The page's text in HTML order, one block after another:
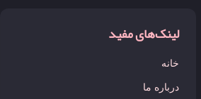
لینک‌های مفید
خانه
درباره ما